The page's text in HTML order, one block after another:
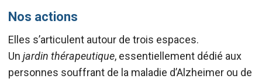
Nos actions
Elles s’articulent autour de trois espaces.
Unjardin thérapeutique, essentiellement dédié aux
personnes souffrant de la maladie d’Alzheimer ou de